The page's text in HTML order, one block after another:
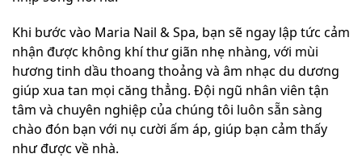
Khi bước vào Maria Nail & Spa, bạn sẽ ngay lập tức cảm
nhận được không khí thư giãn nhẹ nhàng, với mùi
hương tinh dầu thoang thoảng và âm nhạc du dương
giúp xua tan mọi căng thẳng. Đội ngũ nhân viên tận
tâm và chuyên nghiệp của chúng tôi luôn sẵn sàng
chào đón bạn với nụ cười ấm áp, giúp bạn cảm thấy
như được về nhà.